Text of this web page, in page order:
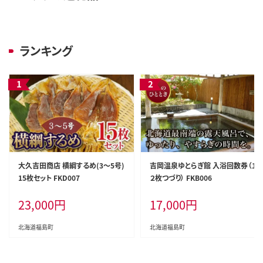
ランキング
大久吉田商店 横綱するめ(3～5号)
15枚セット FKD007
23,000円
北海道福島町
吉岡温泉ゆとらぎ館 入浴回数券（１
２枚つづり） FKB006
17,000円
北海道福島町